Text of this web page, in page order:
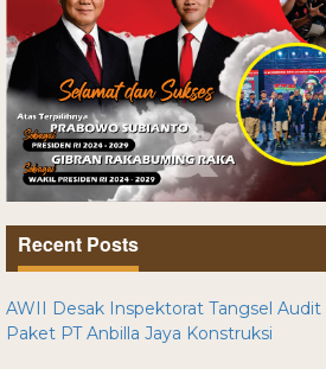
Recent Posts
AWII Desak Inspektorat Tangsel
Paket PT Anbilla Jaya Konstruksi